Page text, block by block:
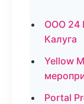
ООО 24
Калуга
Yellow
Portal